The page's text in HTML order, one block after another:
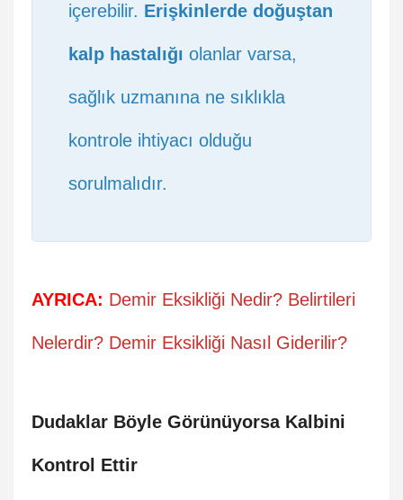
içerebilir. Erişkinlerde doğuştan
kalp hastalığı olanlar varsa,
sağlık uzmanına ne sıklıkla
kontrole ihtiyacı olduğu
sorulmalıdır.
AYRICA: Demir Eksikliği Nedir? Belirtileri
Nelerdir? Demir Eksikliği Nasıl Giderilir?
Dudaklar Böyle Görünüyorsa Kalbini
Kontrol Ettir